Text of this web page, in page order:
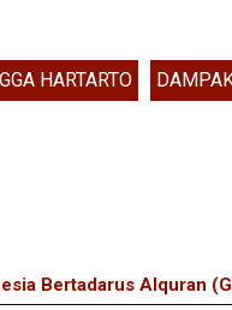
HARTARTO
Bertadarus Alquran